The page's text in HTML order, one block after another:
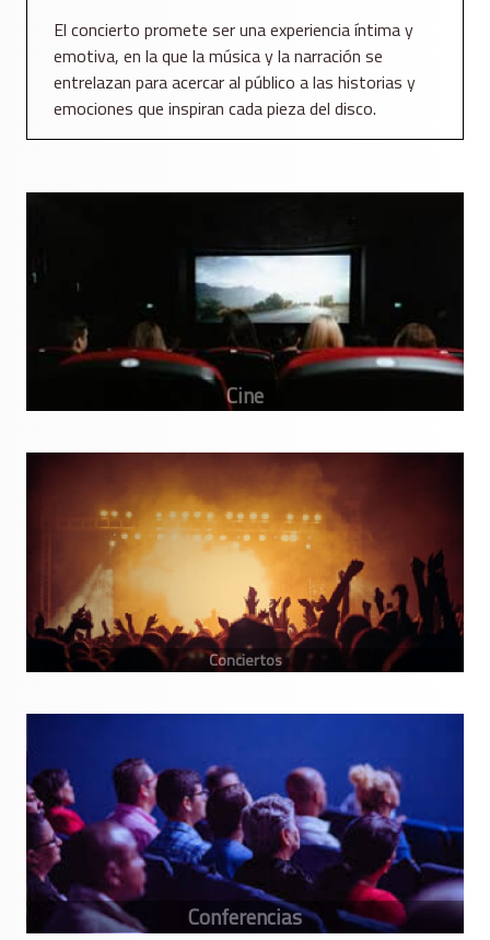
El concierto promete ser una experiencia íntima y
emotiva, en la que la música y la narración se
entrelazan para acercar al público a las historias y
emociones que inspiran cada pieza del disco.